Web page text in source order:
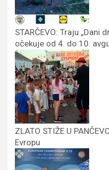
STARČEVO: Traju „Dani
očekuje od 4. do 10.
ZLATO STIŽE U
Evropu